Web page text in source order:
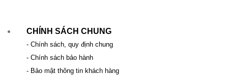
CHÍNH SÁCH CHUNG
- Chính sách, quy định chung
- Chính sách bảo hành
- Bảo mật thông tin khách hàng